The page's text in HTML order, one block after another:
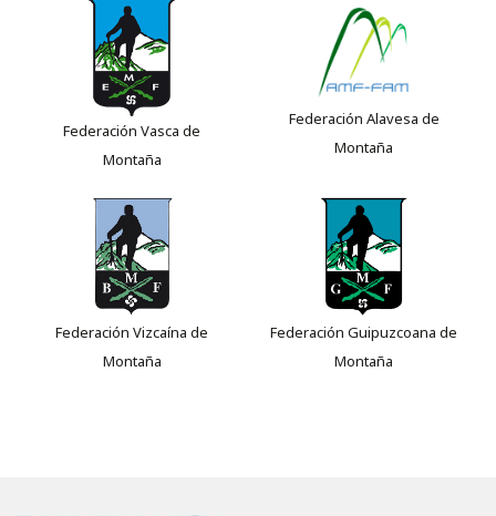
Federación Vasca de
Montaña
Federación Alavesa de
Montaña
Federación Vizcaína de
Montaña
Federación Guipuzcoana de
Montaña